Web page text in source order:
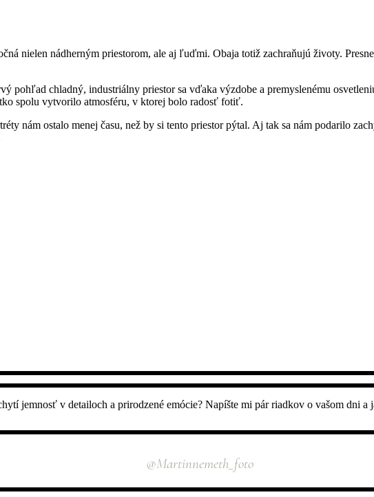
nielen nádherným priestorom, ale aj ľuďmi. Obaja totiž zachraňujú životy.
pohľad chladný, industriálny priestor sa vďaka výzdobe a premyslenému
spolu vytvorilo atmosféru, v ktorej bolo radosť fotiť.
nám ostalo menej času, než by si tento priestor pýtal. Aj tak sa nám podarilo
jemnosť v detailoch a prirodzené emócie? Napíšte mi pár riadkov o vašom dni
@martinnemeth_foto